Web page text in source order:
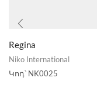
Regina
Niko International
Կոդ՝ NK0025